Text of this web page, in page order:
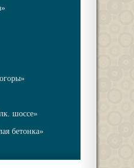
шоссе»
бетонка»